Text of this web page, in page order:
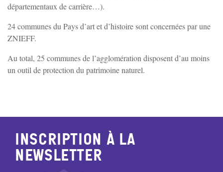
départementaux de carrière…).
24 communes du Pays d’art et d’histoire sont concernées par une
ZNIEFF.
Au total, 25 communes de l’agglomération disposent d’au moins
un outil de protection du patrimoine naturel.
Inscription à la
newsletter